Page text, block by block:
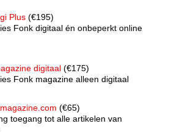
Plus (€195)
Fonk digitaal én onbeperkt online
digitaal (€175)
Fonk magazine alleen digitaal
(€65)
toegang tot alle artikelen van